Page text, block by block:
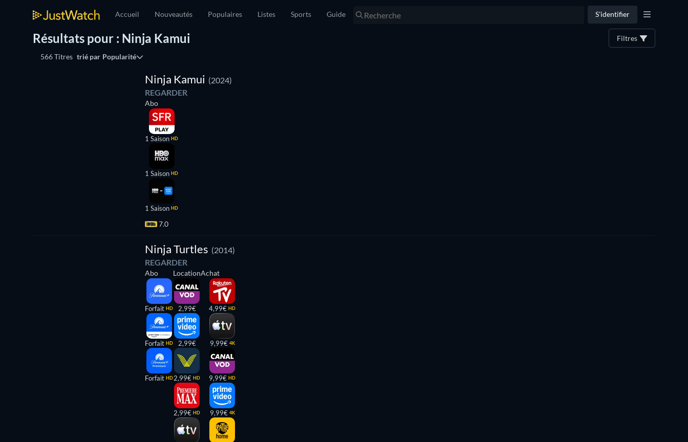
Accueil Nouveautés Populaires Listes Sports Guide S'identifier
Résultats pour : Ninja Kamui Filtres
566 Titres trié par Popularité
Ninja Kamui (2024)
REGARDER
Abo
1 Saison HD
1 Saison HD
1 Saison HD
7.0
Ninja Turtles (2014)
REGARDER
Abo
Forfait HD
Forfait HD
Forfait HD
Location
2,99€
2,99€
2,99€ HD
2,99€ HD
Achat
4,99€ HD
9,99€ 4K
9,99€ HD
9,99€ 4K